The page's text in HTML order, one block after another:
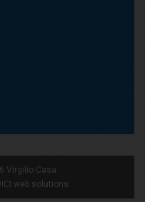
Virgilio Casa
web solutions